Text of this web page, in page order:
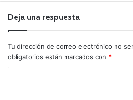
Deja una respuesta
Tu dirección de correo electrónico no
obligatorios están marcados con *